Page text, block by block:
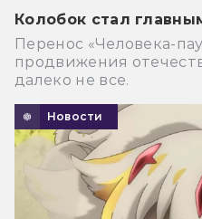
Колобок стал
Перенос «Человека-
продвижения
далеко не все.
Новости